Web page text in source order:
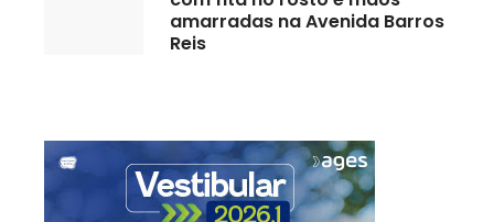
amarradas na Avenida Barros
Reis